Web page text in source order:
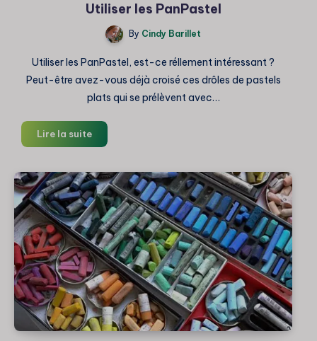
Utiliser les PanPastel
By Cindy Barillet
Utiliser les PanPastel, est-ce réllement intéressant ?
Peut-être avez-vous déjà croisé ces drôles de pastels
plats qui se prélèvent avec…
Lire la suiteUtiliser
les